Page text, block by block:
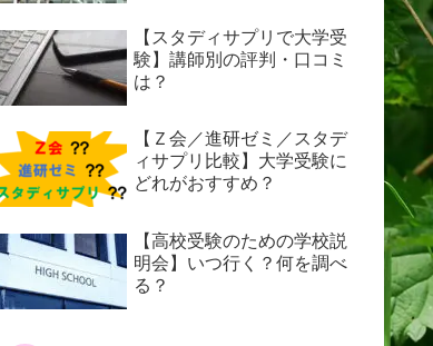
【スタディサプリで大学受
験】講師別の評判・口コミ
は？
【Ｚ会／進研ゼミ／スタデ
ィサプリ比較】大学受験に
どれがおすすめ？
【高校受験のための学校説
明会】いつ行く？何を調べ
る？